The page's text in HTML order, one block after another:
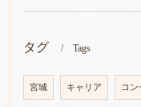
タグ Tags
宮城 キャリア コン